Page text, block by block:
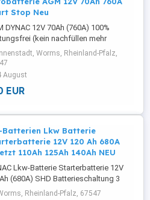
Stop Neu
DYNAC 12V 70Ah (760A) 100%
(kein nachfüllen mehr
Ca) Technik Optimale
Top Qualität!!! Abmessungen:
278 mm X Breite 175 mm X Höhe
mm Pluspol: rechts ( Rundpol ) 2
Gewährleistung Die Batterie ist neu,
...
Innenstadt, Worms, Rheinland-Pfalz,
August
EUR
Batterien Lkw Batterie
12V 120 Ah 680A
110Ah 125Ah 140Ah NEU
Lkw-Batterie Starterbatterie 12V
(680A) SHD Batterieschaltung 3
und Betriebssicher
Rheinland-Pfalz, 67547